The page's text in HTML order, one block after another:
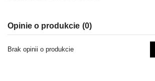
Opinie o produkcie (0)
Brak opinii o produkcie